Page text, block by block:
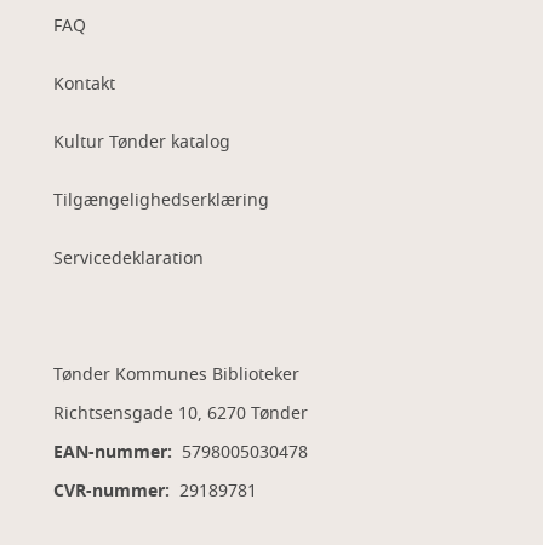
FAQ
Kontakt
Kultur Tønder katalog
Tilgængelighedserklæring
Servicedeklaration
Tønder Kommunes Biblioteker
Richtsensgade 10, 6270 Tønder
EAN-nummer: 5798005030478
CVR-nummer: 29189781